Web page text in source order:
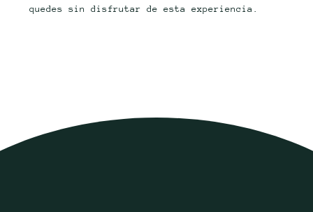
quedes sin disfrutar de esta experiencia.